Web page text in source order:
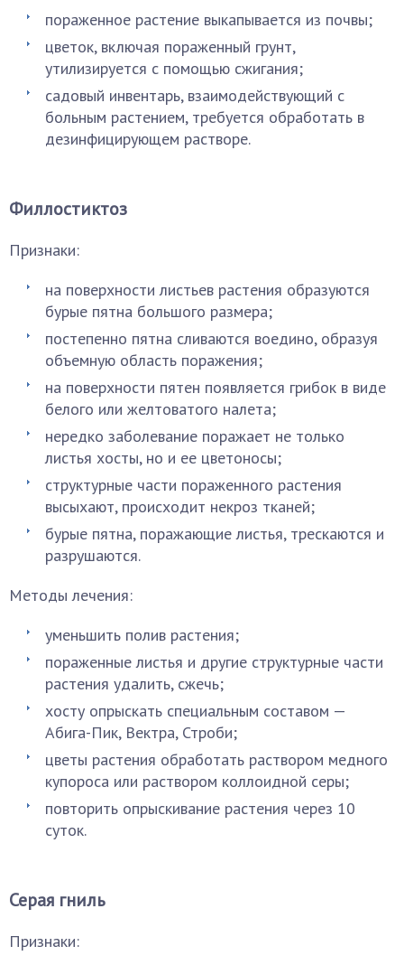
пораженное растение выкапывается из почвы;
цветок, включая пораженный грунт,
утилизируется с помощью сжигания;
садовый инвентарь, взаимодействующий с
больным растением, требуется обработать в
дезинфицирующем растворе.
Филлостиктоз
Признаки:
на поверхности листьев растения образуются
бурые пятна большого размера;
постепенно пятна сливаются воедино, образуя
объемную область поражения;
на поверхности пятен появляется грибок в виде
белого или желтоватого налета;
нередко заболевание поражает не только
листья хосты, но и ее цветоносы;
структурные части пораженного растения
высыхают, происходит некроз тканей;
бурые пятна, поражающие листья, трескаются и
разрушаются.
Методы лечения:
уменьшить полив растения;
пораженные листья и другие структурные части
растения удалить, сжечь;
хосту опрыскать специальным составом —
Абига-Пик, Вектра, Строби;
цветы растения обработать раствором медного
купороса или раствором коллоидной серы;
повторить опрыскивание растения через 10
суток.
Серая гниль
Признаки: